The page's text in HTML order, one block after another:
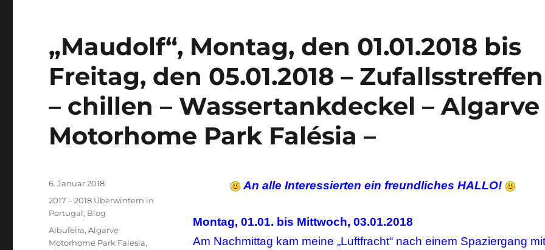
„Maudolf“, Montag, den 01.01.2018 bis
Freitag, den 05.01.2018 – Zufallsstreffen
– chillen – Wassertankdeckel – Algarve
Motorhome Park Falésia –
An alle Interessierten ein freundliches HALLO!
Montag, 01.01. bis Mittwoch, 03.01.2018
Am Nachmittag kam meine „Luftfracht“ nach einem Spaziergang mit
Veröffentlicht
am
6. Januar 2018
Kategorien
2017 – 2018 Überwintern in
Portugal, Blog
Schlagwörter
Albufeira,Algarve
Motorhome Park Falesia,